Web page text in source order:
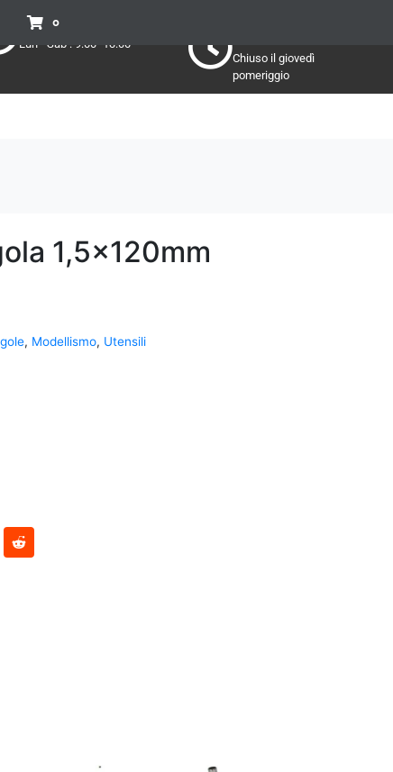
Mattino:
Lun - Sab : 9:00 -13:00
Chiuso il giovedì
pomeriggio
0
1,5x120mm
, Modellismo, Utensili